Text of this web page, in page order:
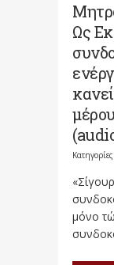
Ως
Κατηγορίες:
μόνο